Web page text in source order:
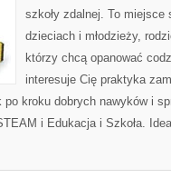
szkoły zdalnej. To
dzieciach i młodzieży,
którzy chcą opanować
interesuje Cię praktyka
kroku dobrych nawyków i
i Edukacja i Szkoła.